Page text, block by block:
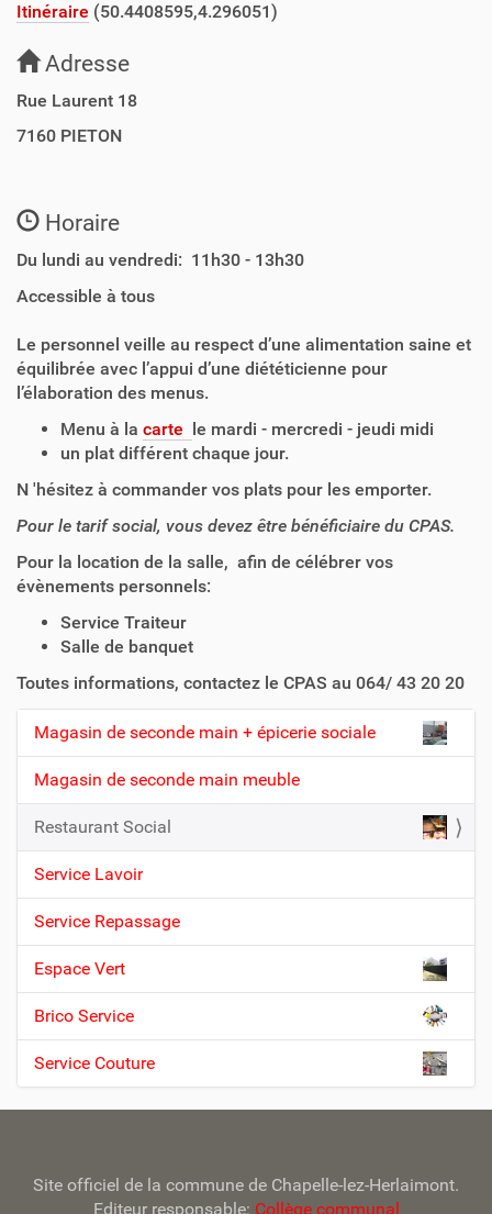
Itinéraire (50.4408595,4.296051)
Adresse
Rue Laurent 18
7160 PIETON
Horaire
Du lundi au vendredi: 11h30 - 13h30
Accessible à tous
Le personnel veille au respect d’une alimentation saine et
équilibrée avec l’appui d’une diététicienne pour
l’élaboration des menus.
Menu à la carte le mardi - mercredi - jeudi midi
un plat différent chaque jour.
N 'hésitez à commander vos plats pour les emporter.
Pour le tarif social, vous devez être bénéficiaire du CPAS.
Pour la location de la salle, afin de célébrer vos
évènements personnels:
Service Traiteur
Salle de banquet
Toutes informations, contactez le CPAS au 064/ 43 20 20
N
a
v
i
g
a
t
i
n
Magasin de seconde main + épicerie sociale
Magasin de seconde main meuble
Restaurant Social
Service Lavoir
Service Repassage
Espace Vert
Brico Service
Service Couture
Site officiel de la commune de Chapelle-lez-Herlaimont.
Editeur responsable: Collège communal